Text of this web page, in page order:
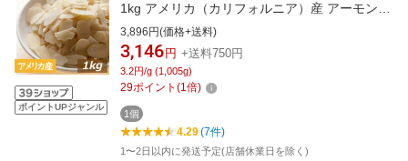
ポイントUPジャンル
1kg アメリカ（カリフォルニア）産 アーモンド
無塩 なま 皮なし 無植物油 無添加 ノンオイル
ナッツ 美容 健康 食物繊維 ビタミン オレイン酸
製菓・ケーキ材料 大容量 業務用 チャック袋入
り グルメ みのや
3,896円(価格+送料)
3,146 円 +送料750円
3.2円/g (1,005g)
29ポイント (1倍)
1個
4.29(7件)
1〜2日以内に発送予定(店舗休業日を除く)